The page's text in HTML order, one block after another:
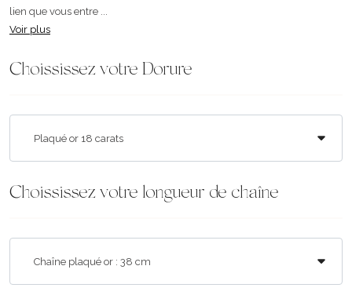
lien que vous entre ...
Voir plus
Choississez votre Dorure
Choississez votre longueur de chaîne